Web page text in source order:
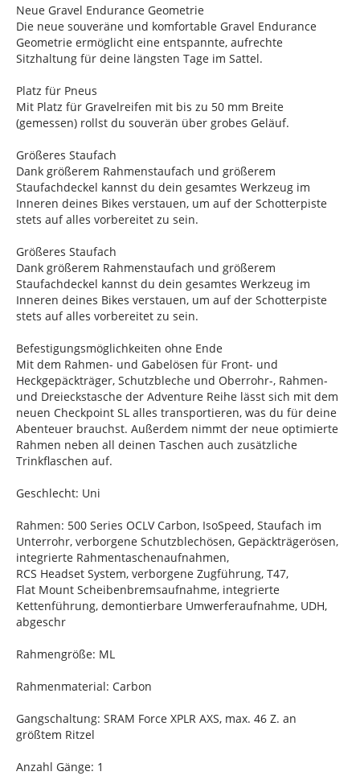
Neue Gravel Endurance Geometrie
Die neue souveräne und komfortable Gravel Endurance
Geometrie ermöglicht eine entspannte, aufrechte
Sitzhaltung für deine längsten Tage im Sattel.
Platz für Pneus
Mit Platz für Gravelreifen mit bis zu 50 mm Breite
(gemessen) rollst du souverän über grobes Geläuf.
Größeres Staufach
Dank größerem Rahmenstaufach und größerem
Staufachdeckel kannst du dein gesamtes Werkzeug im
Inneren deines Bikes verstauen, um auf der Schotterpiste
stets auf alles vorbereitet zu sein.
Größeres Staufach
Dank größerem Rahmenstaufach und größerem
Staufachdeckel kannst du dein gesamtes Werkzeug im
Inneren deines Bikes verstauen, um auf der Schotterpiste
stets auf alles vorbereitet zu sein.
Befestigungsmöglichkeiten ohne Ende
Mit dem Rahmen- und Gabelösen für Front- und
Heckgepäckträger, Schutzbleche und Oberrohr-, Rahmen-
und Dreieckstasche der Adventure Reihe lässt sich mit dem
neuen Checkpoint SL alles transportieren, was du für deine
Abenteuer brauchst. Außerdem nimmt der neue optimierte
Rahmen neben all deinen Taschen auch zusätzliche
Trinkflaschen auf.
Geschlecht: Uni
Rahmen: 500 Series OCLV Carbon, IsoSpeed, Staufach im
Unterrohr, verborgene Schutzblechösen, Gepäckträgerösen,
integrierte Rahmentaschenaufnahmen,
RCS Headset System, verborgene Zugführung, T47,
Flat Mount Scheibenbremsaufnahme, integrierte
Kettenführung, demontierbare Umwerferaufnahme, UDH,
abgeschr
Rahmengröße: ML
Rahmenmaterial: Carbon
Gangschaltung: SRAM Force XPLR AXS, max. 46 Z. an
größtem Ritzel
Anzahl Gänge: 1